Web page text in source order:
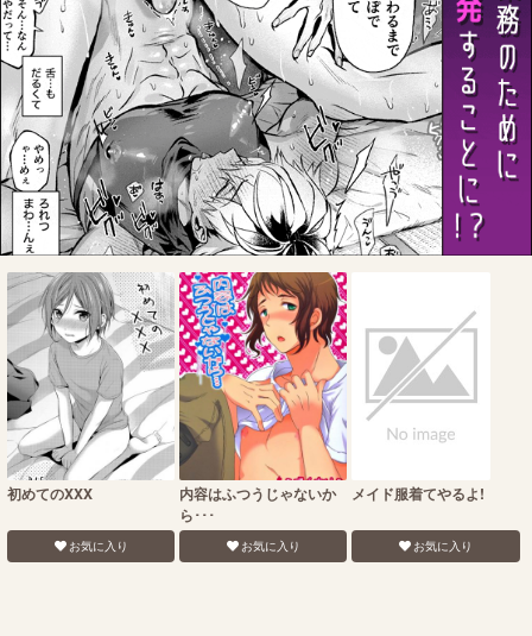
初めてのXXX
お気に入り
内容はふつうじゃないか
ら･･･
お気に入り
メイド服着てやるよ!
お気に入り